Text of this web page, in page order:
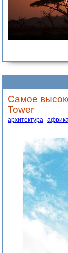
Самое
Tower
архитектура африка